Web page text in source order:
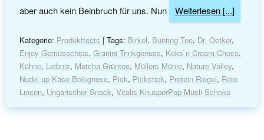
aber auch kein Beinbruch für uns. Nun
Weiterlesen [...]
Kategorie: Produkttests | Tags: Birkel, Bünting Tee, Dr. Oetker,
Enjoy Gemüsechips, Granini Trinkgenuss, Keks`n Cream Choco,
Kühne, Leibniz, Matcha Grüntee, Müllers Mühle, Nature Valley,
Nudel up Käse-Bolognese, Pick, Pickstick, Protein Riegel, Rote
Linsen, Ungarischer Snack, Vitalis KnusperPop Müsli Schoko